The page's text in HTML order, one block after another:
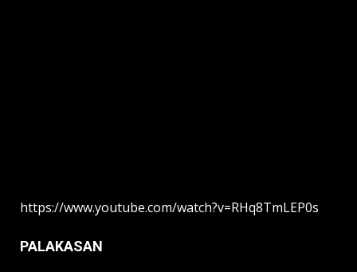
https://www.youtube.com/watch?v=RHq8TmLEP0s
PALAKASAN